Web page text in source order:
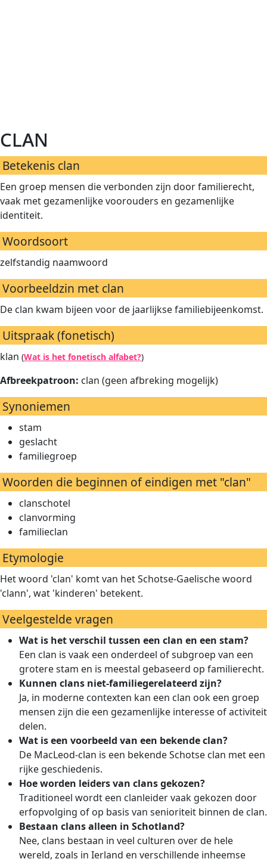
clan
Betekenis clan
Een groep mensen die verbonden zijn door familierecht,
vaak met gezamenlijke voorouders en gezamenlijke
identiteit.
Woordsoort
zelfstandig naamwoord
Voorbeeldzin met clan
De clan kwam bijeen voor de jaarlijkse familiebijeenkomst.
Uitspraak (fonetisch)
klan (Wat is het fonetisch alfabet?)
Afbreekpatroon: clan (geen afbreking mogelijk)
Synoniemen
stam
geslacht
familiegroep
Woorden die beginnen of eindigen met "clan"
clanschotel
clanvorming
familieclan
Etymologie
Het woord 'clan' komt van het Schotse-Gaelische woord
'clann', wat 'kinderen' betekent.
Veelgestelde vragen
Wat is het verschil tussen een clan en een stam?
Een clan is vaak een onderdeel of subgroep van een
grotere stam en is meestal gebaseerd op familierecht.
Kunnen clans niet-familiegerelateerd zijn?
Ja, in moderne contexten kan een clan ook een groep
mensen zijn die een gezamenlijke interesse of activiteit
delen.
Wat is een voorbeeld van een bekende clan?
De MacLeod-clan is een bekende Schotse clan met een
rijke geschiedenis.
Hoe worden leiders van clans gekozen?
Traditioneel wordt een clanleider vaak gekozen door
erfopvolging of op basis van senioriteit binnen de clan.
Bestaan clans alleen in Schotland?
Nee, clans bestaan in veel culturen over de hele
wereld, zoals in Ierland en verschillende inheemse